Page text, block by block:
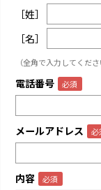
［姓］
［名］
（全角で入力してくださ
電話番号
メールアドレス
内容